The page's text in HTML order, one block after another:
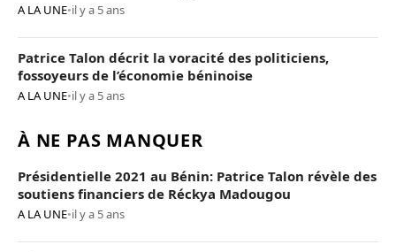
A LA UNE•il y a 5 ans
Patrice Talon décrit la voracité des politiciens,
fossoyeurs de l’économie béninoise
A LA UNE•il y a 5 ans
À NE PAS MANQUER
Présidentielle 2021 au Bénin: Patrice Talon révèle des
soutiens financiers de Réckya Madougou
A LA UNE•il y a 5 ans